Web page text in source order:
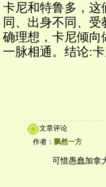
卡尼和特鲁多，这
同、出身不同、
确理想，卡尼倾向
一脉相通。结论:
文章评论
作者： 飘然一方
可惜愚蠢加拿